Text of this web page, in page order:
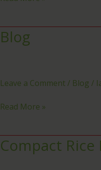
Blog
Leave a Comment/ Blog /
Blog
Read More »
Compact
Compact
Rice